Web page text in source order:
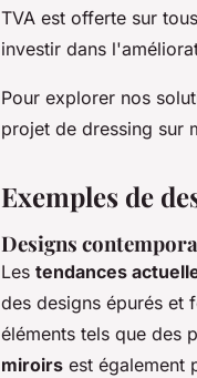
TVA est offerte sur
investir dans
Pour explorer nos
projet de dressing sur
Exemples de
Designs
Les tendances
des designs épurés et
éléments tels que des
miroirs est également